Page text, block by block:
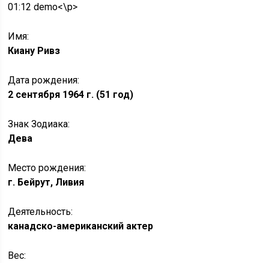
01:12 demo<\p>
Имя:
Киану Ривз
Дата рождения:
2 сентября 1964 г. (51 год)
Знак Зодиака:
Дева
Место рождения:
г. Бейрут, Ливия
Деятельность:
канадско-американский актер
Вес: